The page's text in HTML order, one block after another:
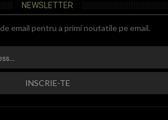
NEWSLETTER
email pentru a primi noutatile pe email.